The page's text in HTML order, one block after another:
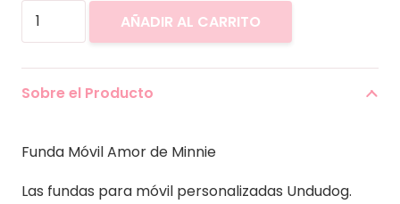
Funda
Movil
de
AÑADIR AL CARRITO
Sobre el Producto
Funda Móvil Amor de Minnie
Las fundas para móvil personalizadas Undudog.